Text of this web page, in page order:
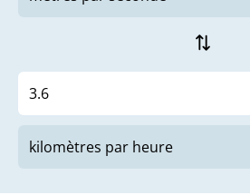
sync_alt